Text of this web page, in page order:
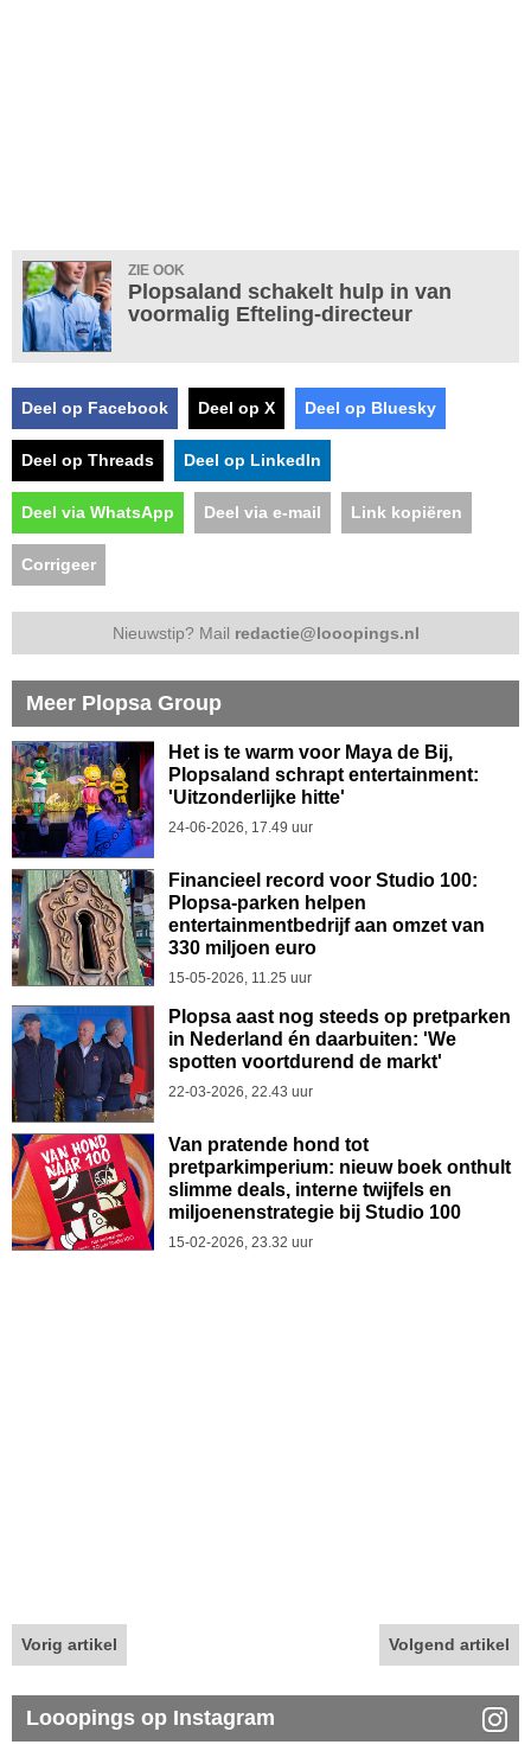
ZIE OOK
Plopsaland schakelt hulp in van
voormalig Efteling-directeur
Deel op Facebook Deel op X Deel op Bluesky
Deel op Threads Deel op LinkedIn
Deel via WhatsApp Deel via e-mail Link kopiëren
Corrigeer
Nieuwstip? Mail redactie@looopings.nl
Meer Plopsa Group
Het is te warm voor Maya de Bij,
Plopsaland schrapt entertainment:
'Uitzonderlijke hitte'
24-06-2026, 17.49 uur
Financieel record voor Studio 100:
Plopsa-parken helpen
entertainmentbedrijf aan omzet van
330 miljoen euro
15-05-2026, 11.25 uur
Plopsa aast nog steeds op pretparken
in Nederland én daarbuiten: 'We
spotten voortdurend de markt'
22-03-2026, 22.43 uur
Van pratende hond tot
pretparkimperium: nieuw boek onthult
slimme deals, interne twijfels en
miljoenenstrategie bij Studio 100
15-02-2026, 23.32 uur
Vorig artikel Volgend artikel
Looopings op Instagram